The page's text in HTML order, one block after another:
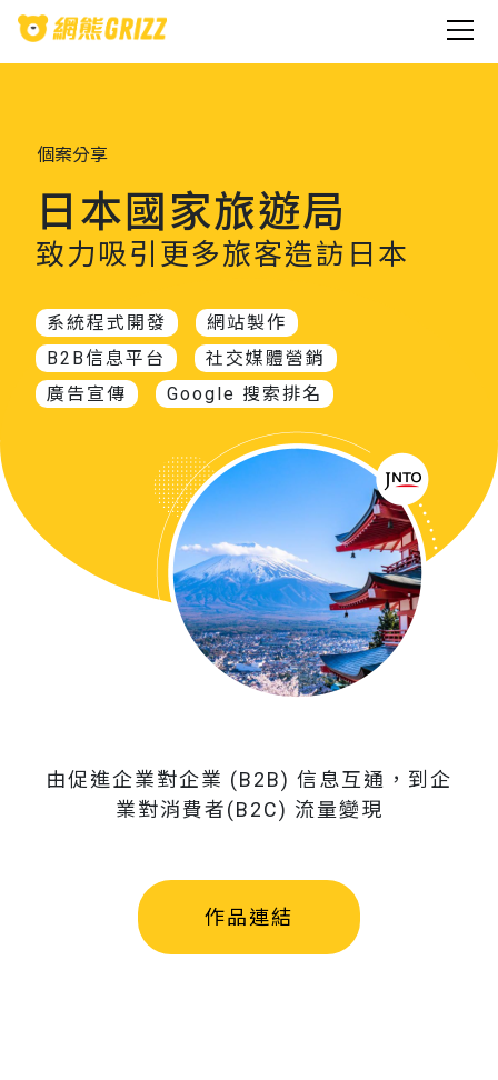
個案分享
日本國家旅遊局
致力吸引更多旅客造訪日本
系統程式開發
網站製作
B2B信息平台
社交媒體營銷
廣告宣傳
Google 搜索排名
由促進企業對企業 (B2B) 信息互通，到企
業對消費者(B2C) 流量變現
作品連結